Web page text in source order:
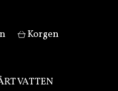
Korgen
VATTEN